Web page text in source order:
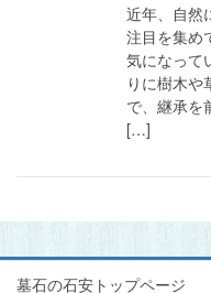
近年、自然
注目を集め
気になって
りに樹木
で、継承を
[…]
墓石の石安トップページ